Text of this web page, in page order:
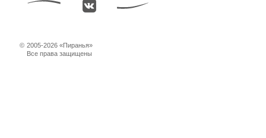
© 2005-2026 «Пиранья»
Все права защищены